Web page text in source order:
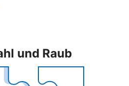
und Raub